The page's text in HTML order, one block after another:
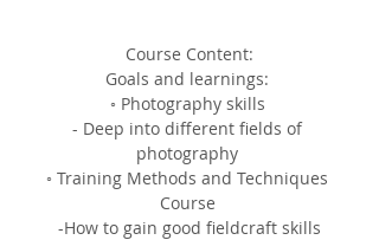
Course Content:
Goals and learnings:
◦ Photography skills
- Deep into different fields of
photography
◦ Training Methods and Techniques
Course
-How to gain good fieldcraft skills